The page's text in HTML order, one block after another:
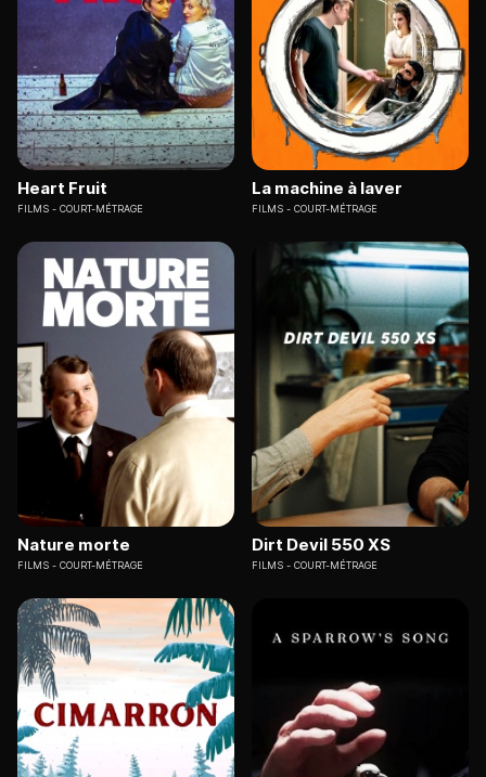
Heart Fruit
FILMS COURT-MÉTRAGE
La machine à laver
FILMS COURT-MÉTRAGE
Nature morte
FILMS COURT-MÉTRAGE
Dirt Devil 550 XS
FILMS COURT-MÉTRAGE